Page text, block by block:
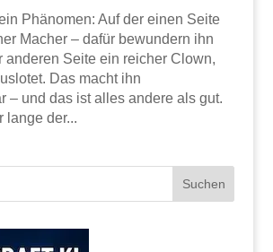
Phänomen: Auf der einen Seite
Macher – dafür bewundern ihn
anderen Seite ein reicher Clown,
Das macht ihn
– und das ist alles andere als gut.
lange der...